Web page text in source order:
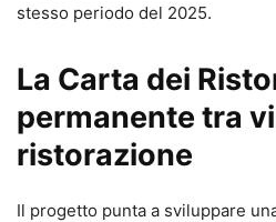
stesso periodo del 2025.
La Carta dei
permanente tra
ristorazione
Il progetto punta a sviluppare